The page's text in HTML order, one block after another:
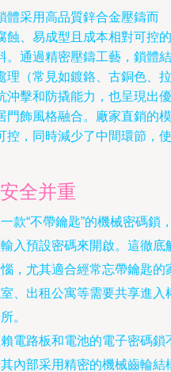
體采用高品質鋅合金壓鑄而
蝕、易成型且成本相對可控的
。通過精密壓鑄工藝，鎖體結
理（常見如鍍鉻、古銅色、拉
沖擊和防撬能力，也呈現出優
門飾風格融合。廠家直銷的模
控，同時減少了中間環節，使
全并重
一款“不帶鑰匙”的機械密碼鎖
入預設密碼來開啟。這徹底
，尤其適合經常忘帶鑰匙的
、出租公寓等需要共享進入
。
賴電路板和電池的電子密碼鎖
內部采用精密的機械齒輪結